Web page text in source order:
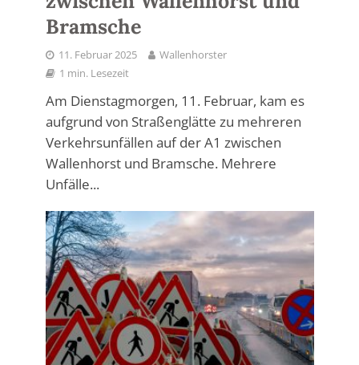
Bramsche
11. Februar 2025
Wallenhorster
1 min. Lesezeit
Am Dienstagmorgen, 11. Februar, kam es
aufgrund von Straßenglätte zu mehreren
Verkehrsunfällen auf der A1 zwischen
Wallenhorst und Bramsche. Mehrere
Unfälle...